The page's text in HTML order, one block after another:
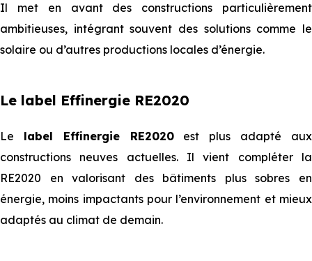
Il met en avant des constructions particulièrement
ambitieuses, intégrant souvent des solutions comme le
solaire ou d’autres productions locales d’énergie.
Le label Effinergie RE2020
Le label Effinergie RE2020est plus adapté aux
constructions neuves actuelles. Il vient compléter la
RE2020 en valorisant des bâtiments plus sobres en
énergie, moins impactants pour l’environnement et mieux
adaptés au climat de demain.